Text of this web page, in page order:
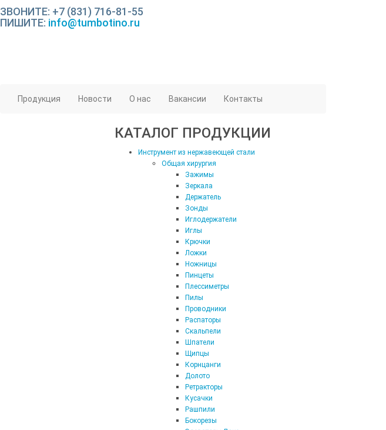
ЗВОНИТЕ: +7 (831) 716-81-55
ПИШИТЕ: info@tumbotino.ru
Продукция Новости О нас Вакансии Контакты
КАТАЛОГ ПРОДУКЦИИ
Инструмент из нержавеющей стали
Общая хирургия
Зажимы
Зеркала
Держатель
Зонды
Иглодержатели
Иглы
Крючки
Ложки
Ножницы
Пинцеты
Плессиметры
Пилы
Проводники
Распаторы
Скальпели
Шпатели
Щипцы
Корнцанги
Долото
Ретракторы
Кусачки
Рашпили
Бокорезы